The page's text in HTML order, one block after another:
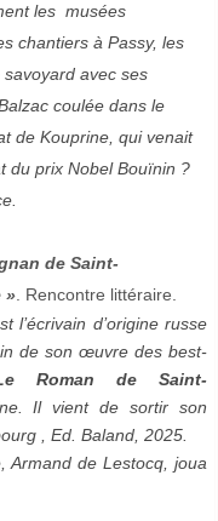
les musées
chantiers à Passy, les
avec ses
coulée dans le
de Kouprine, qui venait
du prix Nobel Bouïnin ?
de Saint-
». Rencontre littéraire.
l’écrivain d’origine russe
de son œuvre des best-
Roman de Saint-
Il vient de sortir son
, Ed. Baland, 2025.
Armand de Lestocq, joua